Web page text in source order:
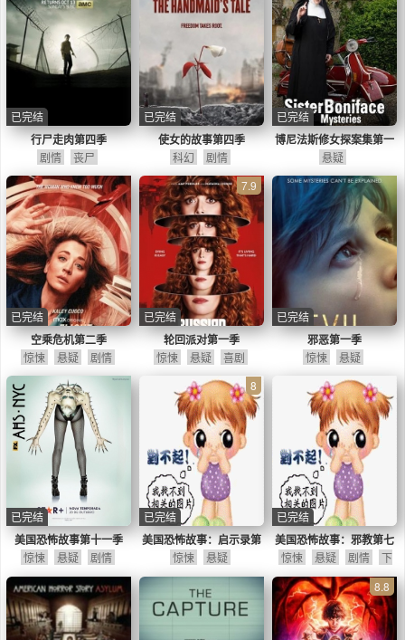
行尸走肉第四季
已完结
剧情 丧尸
使女的故事第四季
已完结
科幻 剧情
博尼法斯修女探案集第一
季
已完结
悬疑
空乘危机第二季
已完结
惊悚 悬疑 剧情
轮回派对第一季
7.9
已完结
惊悚 悬疑 喜剧
邪恶第一季
已完结
惊悚 悬疑
美国恐怖故事第十一季
已完结
惊悚 悬疑 剧情
美国恐怖故事：启示录第
八季
8
已完结
惊悚 悬疑
美国恐怖故事：邪教第七
季
已完结
惊悚 悬疑 剧情
下
一季已续订
8.8